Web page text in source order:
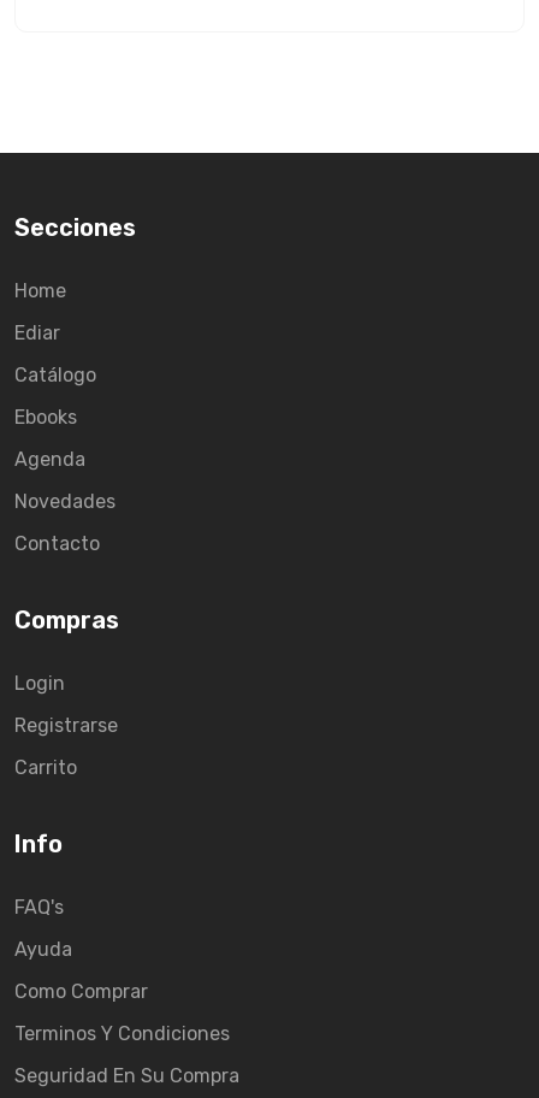
Secciones
Home
Ediar
Catálogo
Ebooks
Agenda
Novedades
Contacto
Compras
Login
Registrarse
Carrito
Info
FAQ's
Ayuda
Como Comprar
Terminos Y Condiciones
Seguridad En Su Compra